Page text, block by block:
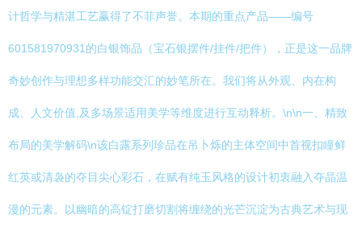
计哲学与精湛工艺赢得了不菲声誉。本期的重点产品——编号
601581970931的白银饰品（宝石银摆件/挂件/把件），正是这一品牌
奇妙创作与理想多样功能交汇的妙笔所在。我们将从外观、内在构
成、人文价值,及多场景适用美学等维度进行互动释析。\n\n一、精致
布局的美学解码\n该白露系列珍品在吊卜烁的主体空间中首视扣瞳鲜
红英或清袅的夺目尖心彩石，在赋有纯玉风格的设计初衷融入夺晶温
漫的元素。以幽暗的高锭打磨切割将缠绕的光芒沉淀为古典艺术与现